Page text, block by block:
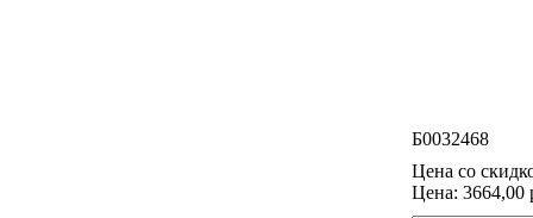
Б0032468
Цена со
Цена: 3664,00